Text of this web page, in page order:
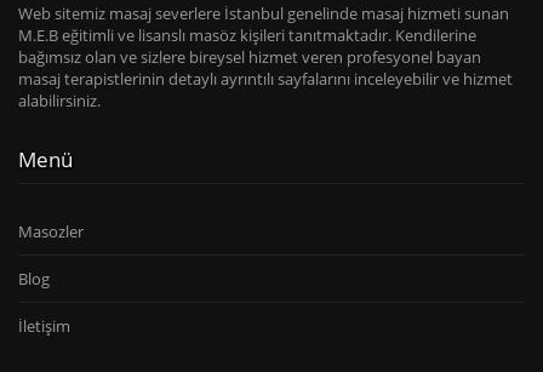
Web sitemiz masaj severlere İstanbul genelinde masaj hizmeti sunan
M.E.B eğitimli ve lisanslı masöz kişileri tanıtmaktadır. Kendilerine
bağımsız olan ve sizlere bireysel hizmet veren profesyonel bayan
masaj terapistlerinin detaylı ayrıntılı sayfalarını inceleyebilir ve hizmet
alabilirsiniz.
Menü
Masozler
Blog
İletişim